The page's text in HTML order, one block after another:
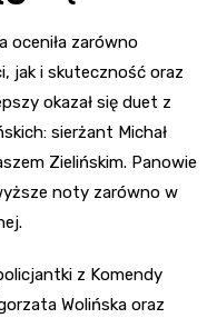
oceniła zarówno
jak i skuteczność oraz
okazał się duet z
sierżant Michał
Zielińskim. Panowie
noty zarówno w
z Komendy
Wolińska oraz